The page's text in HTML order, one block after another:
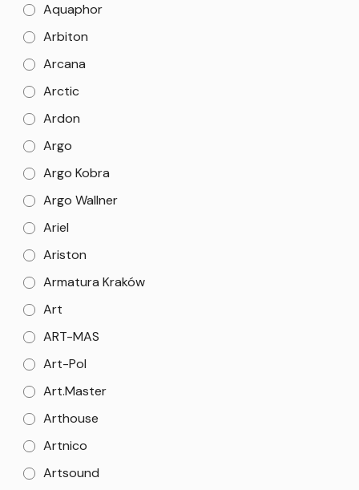
Aquaphor
Arbiton
Arcana
Arctic
Ardon
Argo
Argo Kobra
Argo Wallner
Ariel
Ariston
Armatura Kraków
Art
ART-MAS
Art-Pol
Art.Master
Arthouse
Artnico
Artsound